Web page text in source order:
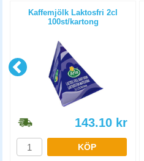
Kaffemjölk Laktosfri 2cl
100st/kartong
143.10 kr
KÖP